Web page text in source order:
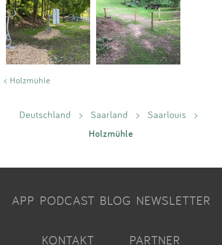
< Holzmühle
Deutschland > Saarland > Saarlouis >
Holzmühle
APP PODCAST BLOG NEWSLETTER
KONTAKT PARTNER